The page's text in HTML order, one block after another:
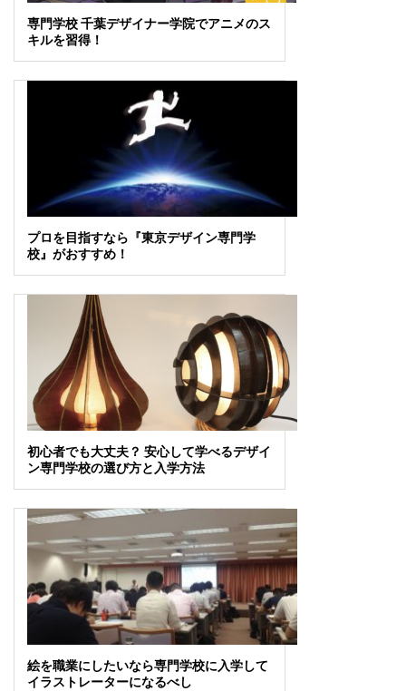
専門学校 千葉デザイナー学院でアニメのス
キルを習得！
プロを目指すなら『東京デザイン専門学
校』がおすすめ！
初心者でも大丈夫？ 安心して学べるデザイ
ン専門学校の選び方と入学方法
絵を職業にしたいなら専門学校に入学して
イラストレーターになるべし